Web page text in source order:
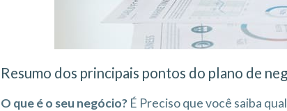
Resumo dos principais pontos do plano de
O que é o seu negócio?É Preciso que você saiba